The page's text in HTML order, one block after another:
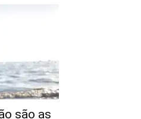
são as